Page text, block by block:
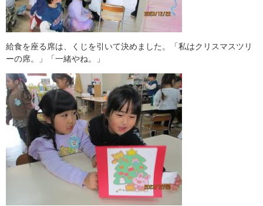
給食を座る席は、くじを引いて決めました。「私はクリスマスツリ
ーの席。」「一緒やね。」